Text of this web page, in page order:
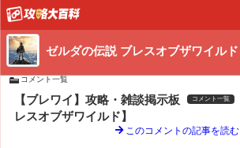
ゼルダの伝説 ブレスオブザワイルド
コメント一覧
【ブレワイ】攻略・雑談掲示板 コメント一覧
レスオブザワイルド】
このコメントの記事を読む